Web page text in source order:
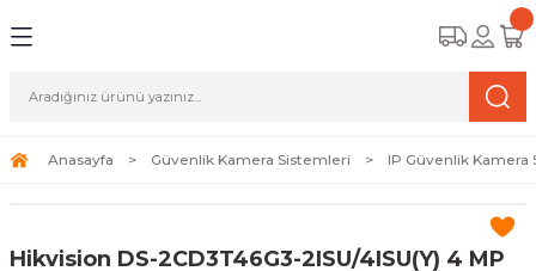
Sistemleri
Sistemleri (Network Kameraları)
Güvenlik
Duvarı) Cihazları
ve Depolama Ürünleri
Anasayfa Güvenlik Kamera Sistemleri IP Güvenlik Kamera
Hikvision DS-2CD3T46G3-2ISU/4ISU(Y) 4 MP